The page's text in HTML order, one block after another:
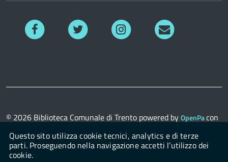
Facebook Instagram
© 2026 Biblioteca Comunale di Trento powered byOpenPacon
Questo sito utilizza cookie tecnici, analytics e di terze
parti. Proseguendo nella navigazione accetti l’utilizzo dei
cookie.